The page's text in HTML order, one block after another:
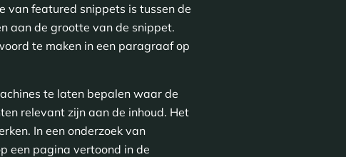
van featured snippets is tussen de
aan de grootte van de snippet.
te maken in een paragraaf op
te laten bepalen waar de
relevant zijn aan de inhoud. Het
In een onderzoek van
een pagina vertoond in de